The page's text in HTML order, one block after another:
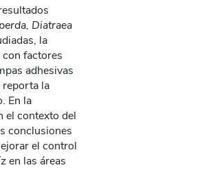
Diatraea
la
factores
adhesivas
reporta la
En la
el contexto del
conclusiones
el control
en las áreas